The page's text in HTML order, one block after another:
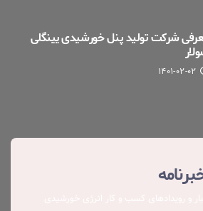
شرکت تولید پنل خورشیدی یینگلی
۰۲-۰۲